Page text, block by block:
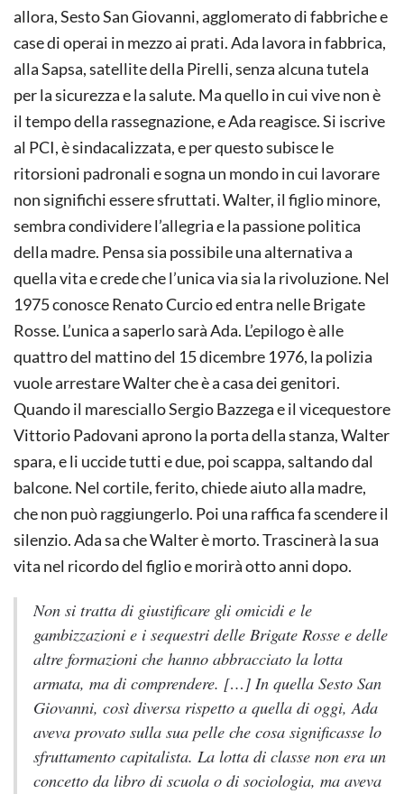
allora, Sesto San Giovanni, agglomerato di fabbriche e
case di operai in mezzo ai prati. Ada lavora in fabbrica,
alla Sapsa, satellite della Pirelli, senza alcuna tutela
per la sicurezza e la salute. Ma quello in cui vive non è
il tempo della rassegnazione, e Ada reagisce. Si iscrive
al PCI, è sindacalizzata, e per questo subisce le
ritorsioni padronali e sogna un mondo in cui lavorare
non significhi essere sfruttati. Walter, il figlio minore,
sembra condividere l’allegria e la passione politica
della madre. Pensa sia possibile una alternativa a
quella vita e crede che l’unica via sia la rivoluzione. Nel
1975 conosce Renato Curcio ed entra nelle Brigate
Rosse. L’unica a saperlo sarà Ada. L’epilogo è alle
quattro del mattino del 15 dicembre 1976, la polizia
vuole arrestare Walter che è a casa dei genitori.
Quando il maresciallo Sergio Bazzega e il vicequestore
Vittorio Padovani aprono la porta della stanza, Walter
spara, e li uccide tutti e due, poi scappa, saltando dal
balcone. Nel cortile, ferito, chiede aiuto alla madre,
che non può raggiungerlo. Poi una raffica fa scendere il
silenzio. Ada sa che Walter è morto. Trascinerà la sua
vita nel ricordo del figlio e morirà otto anni dopo.
Non si tratta di giustificare gli omicidi e le
gambizzazioni e i sequestri delle Brigate Rosse e delle
altre formazioni che hanno abbracciato la lotta
armata, ma di comprendere. […] In quella Sesto San
Giovanni, così diversa rispetto a quella di oggi, Ada
aveva provato sulla sua pelle che cosa significasse lo
sfruttamento capitalista. La lotta di classe non era un
concetto da libro di scuola o di sociologia, ma aveva